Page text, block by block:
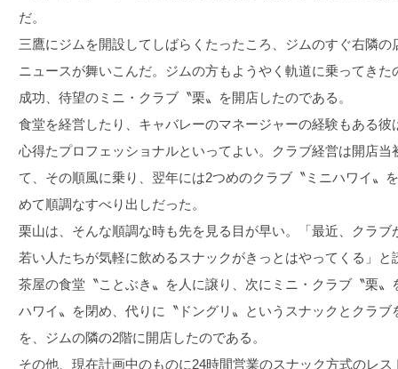
だ。
三鷹にジムを開設してしばらくたったころ、ジムのすぐ右隣
ニュースが舞いこんだ。ジムの方もようやく軌道に乗ってき
成功、待望のミニ・クラブ〝栗〟を開店したのである。
食堂を経営したり、キャバレーのマネージャーの経験もある
心得たプロフェッショナルといってよい。クラブ経営は開店
て、その順風に乗り、翌年には2つめのクラブ〝ミニハワイ〟
めて順調なすべり出しだった。
栗山は、そんな順調な時も先を見る目が早い。「最近、クラ
若い人たちが気軽に飲めるスナックがきっとはやってくる」
茶屋の食堂〝ことぶき〟を人に譲り、次にミニ・クラブ〝栗
ハワイ〟を閉め、代りに〝ドングリ〟というスナックとクラ
を、ジムの隣の2階に開店したのである。
その他、現在計画中のものに24時間営業のスナック方式のレ